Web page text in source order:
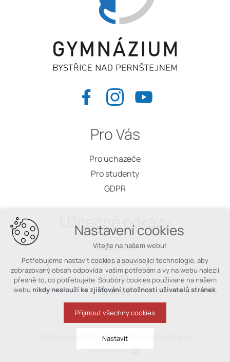
Pro Vás
Pro uchazeče
Pro studenty
GDPR
Užitečné odkazy
Škola online
Školní pošta
Jídelna
Linktree
© 2026 Copyright Gymnázium Bystřice nad Pernštejnem
Vytvořil xart.cz
Nastavení cookies
Vítejte na našem webu!
Potřebujeme nastavit cookies a související technologie, aby
zobrazovaný obsah odpovídal vašim potřebám a vy na webu nalezli
přesně to, co potřebujete. Soubory cookies používané na našem
webu nikdy neslouží ke zjišťování totožnosti uživatelů stránek.
Přijmout všechny cookies
Nastavit